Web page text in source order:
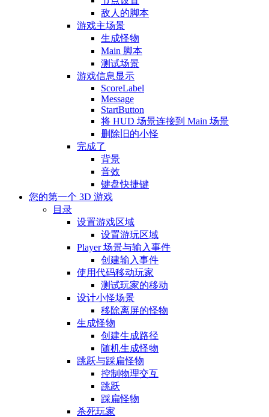
敌人的脚本
游戏主场景
生成怪物
Main 脚本
测试场景
游戏信息显示
ScoreLabel
Message
StartButton
将 HUD 场景连接到 Main 场景
删除旧的小怪
完成了
背景
音效
键盘快捷键
您的第一个 3D 游戏
目录
设置游戏区域
设置游玩区域
Player 场景与输入事件
创建输入事件
使用代码移动玩家
测试玩家的移动
设计小怪场景
移除离屏的怪物
生成怪物
创建生成路径
随机生成怪物
跳跃与踩扁怪物
控制物理交互
跳跃
踩扁怪物
杀死玩家